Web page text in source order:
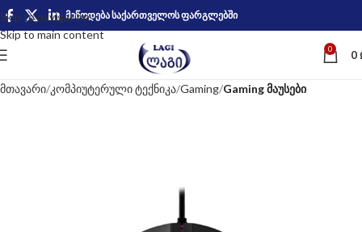
Skip to navigation
Skip to main content
მიწოდება საქართველოს ფარგლებში
0 0
მთავარი კომპიუტერული ტექნიკა Gaming Gaming მაუსები